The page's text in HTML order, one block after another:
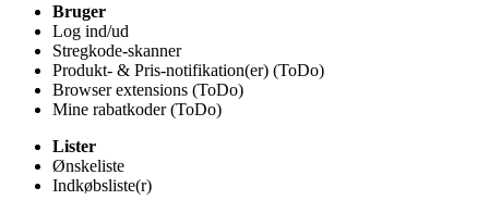
Bruger
Log ind/ud
Stregkode-skanner
Produkt- & Pris-notifikation(er) (ToDo)
Browser extensions (ToDo)
Mine rabatkoder (ToDo)
Lister
Ønskeliste
Indkøbsliste(r)